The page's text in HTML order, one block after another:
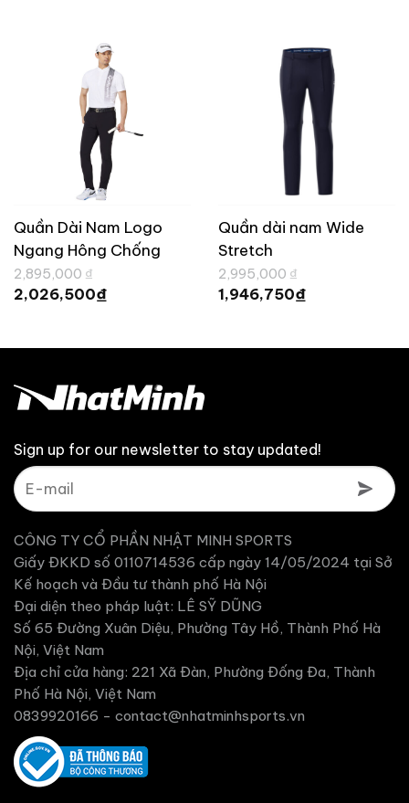
Quần Dài Nam Logo
Ngang Hông Chống
Thấm Nước UN318
2,895,000 ₫
gốc
là:
2,026,500₫
2,026,500 ₫.
Quần dài nam Wide
Stretch
2,995,000 ₫
gốc
là:
1,946,750₫
1,946,750 ₫.
Sign up for our newsletter to stay updated!
CÔNG TY CỔ PHẦN NHẬT MINH SPORTS
Giấy ĐKKD số 0110714536 cấp ngày 14/05/2024 tại Sở
Kế hoạch và Đầu tư thành phố Hà Nội
Đại diện theo pháp luật: LÊ SỸ DŨNG
Số 65 Đường Xuân Diệu, Phường Tây Hồ, Thành Phố Hà
Nội, Việt Nam
Địa chỉ cửa hàng: 221 Xã Đàn, Phường Đống Đa, Thành
Phố Hà Nội, Việt Nam
0839920166 - contact@nhatminhsports.vn